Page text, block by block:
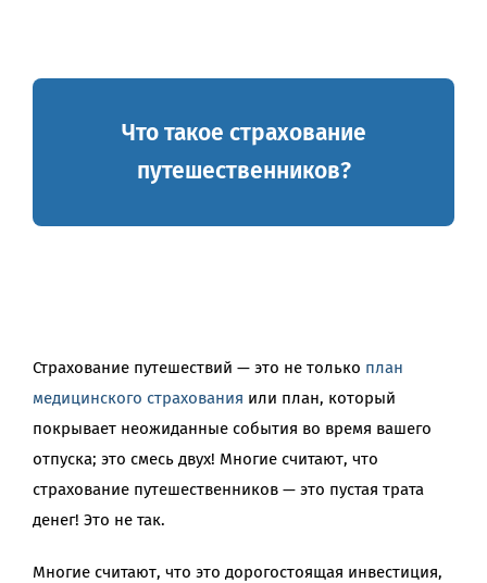
Что такое страхование
путешественников?
Страхование путешествий — это не только план
медицинского страхования или план, который
покрывает неожиданные события во время вашего
отпуска; это смесь двух! Многие считают, что
страхование путешественников — это пустая трата
денег! Это не так.
Многие считают, что это дорогостоящая инвестиция,